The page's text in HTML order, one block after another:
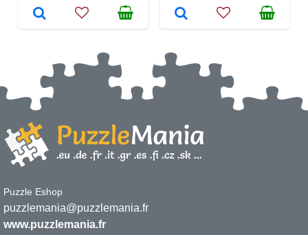
Puzzle Eshop
puzzlemania@puzzlemania.fr
www.puzzlemania.fr